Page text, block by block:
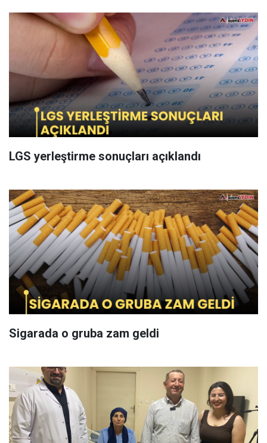
LGS yerleştirme sonuçları açıklandı
Sigarada o gruba zam geldi